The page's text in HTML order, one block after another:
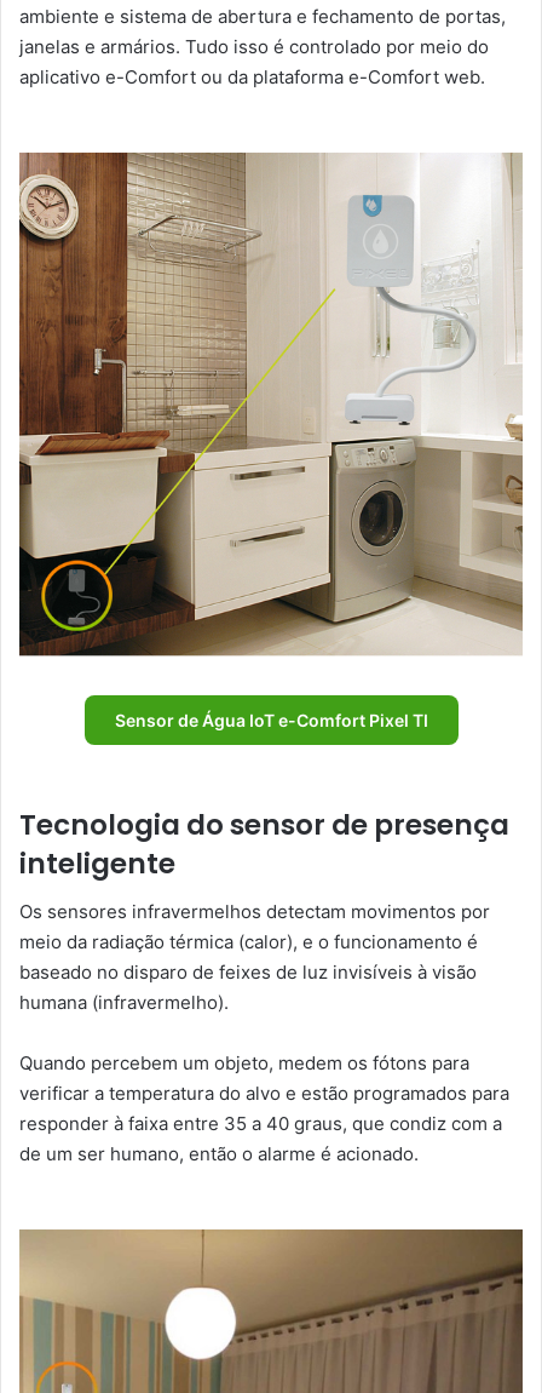
ambiente e sistema de abertura e fechamento de portas,
janelas e armários. Tudo isso é controlado por meio do
aplicativo e-Comfort ou da plataforma e-Comfort web.
Sensor de Água IoT e-Comfort Pixel TI
Tecnologia do sensor de presença
inteligente
Os sensores infravermelhos detectam movimentos por
meio da radiação térmica (calor), e o funcionamento é
baseado no disparo de feixes de luz invisíveis à visão
humana (infravermelho).
Quando percebem um objeto, medem os fótons para
verificar a temperatura do alvo e estão programados para
responder à faixa entre 35 a 40 graus, que condiz com a
de um ser humano, então o alarme é acionado.